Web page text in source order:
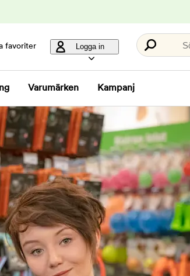
favoriter Logga in
Varumärken Kampanj